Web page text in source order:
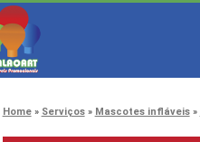
Home Serviços Mascotes infláveis